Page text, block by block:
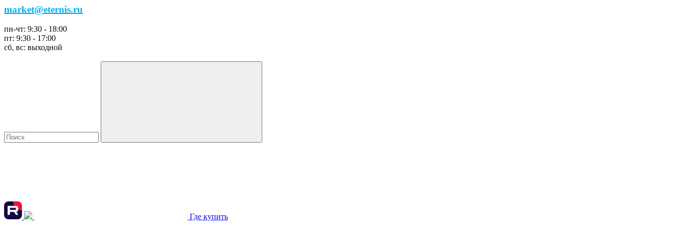
market@eternis.ru
пн-чт: 9:30 - 18:00
пт: 9:30 - 17:00
сб, вс: выходной
Где купить